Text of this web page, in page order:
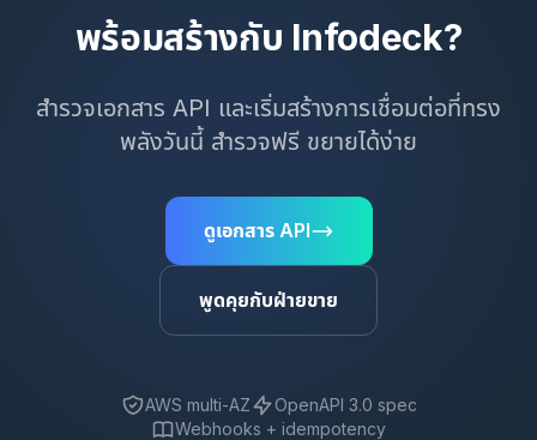
พร้อมสร้างกับ Infodeck?
สำรวจเอกสาร API และเริ่มสร้างการเชื่อมต่อที่ทรง
พลังวันนี้ สำรวจฟรี ขยายได้ง่าย
ดูเอกสาร API
พูดคุยกับฝ่ายขาย
AWS multi-AZ
OpenAPI 3.0 spec
Webhooks + idempotency